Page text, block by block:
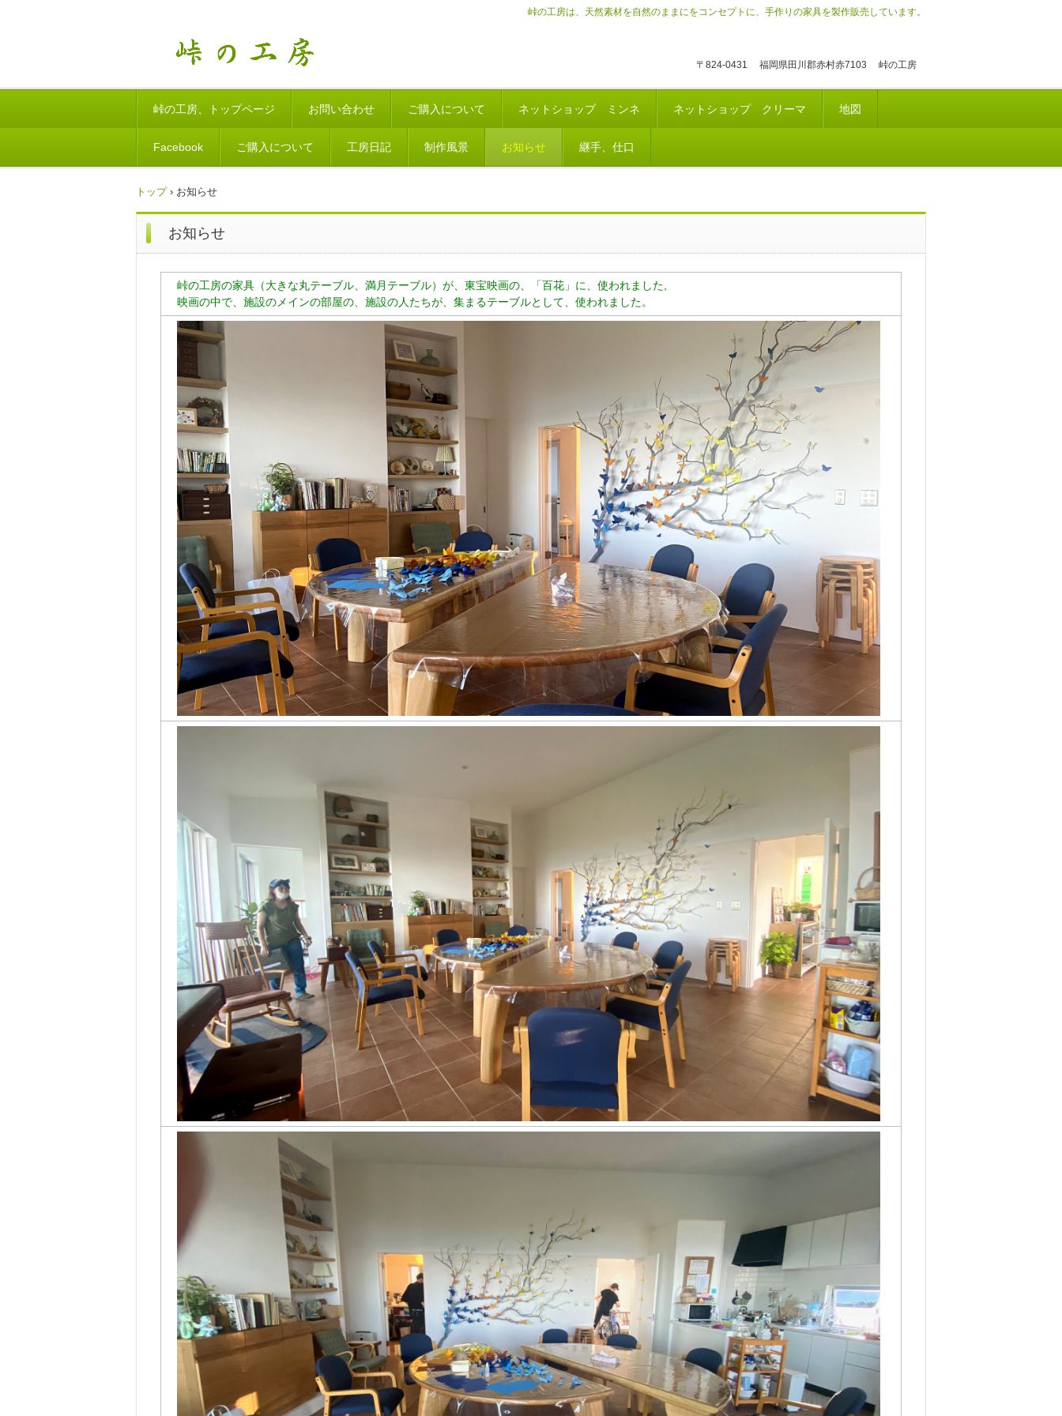
峠の工房は、天然素材を自然のままにをコンセプトに、手作りの家具を製作販売しています。
〒824-0431 福岡県田川郡赤村赤7103 峠の工房
峠の工房、トップページ お問い合わせ ご購入について ネットショップ ミンネ ネットショップ クリーマ 地図
Facebook ご購入について 工房日記 制作風景 お知らせ 継手、仕口
トップ › お知らせ
お知らせ
峠の工房の家具（大きな丸テーブル、満月テーブル）が、東宝映画の、「百花」に、使われました,
映画の中で、施設のメインの部屋の、施設の人たちが、集まるテーブルとして、使われました。